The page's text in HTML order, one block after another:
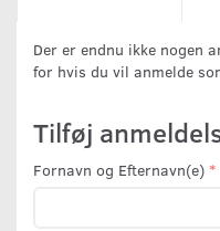
Der er endnu ikke nogen
for hvis du vil anmelde
Tilføj
Fornavn og Efternavn(e)